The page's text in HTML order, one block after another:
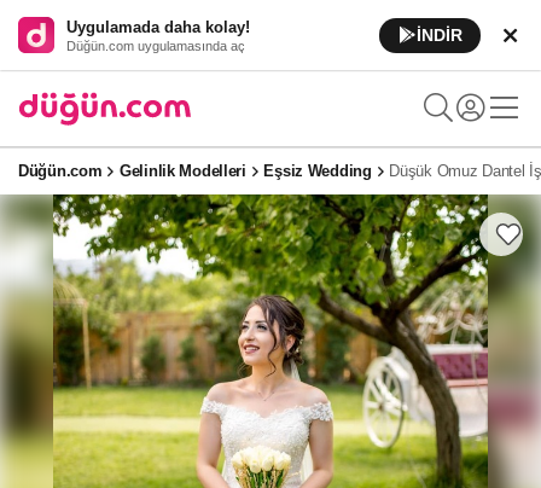
Uygulamada daha kolay!
Düğün.com uygulamasında aç
İNDİR
Düğün.com Gelinlik Modelleri Eşsiz Wedding Düşük Omuz Dantel